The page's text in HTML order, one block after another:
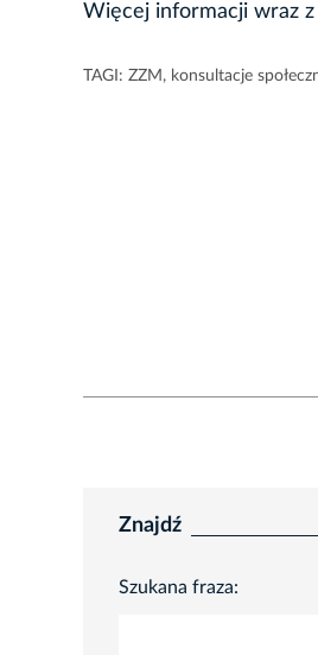
Więcej informacji wraz
TAGI: ZZM , konsultacje
Znajdź
Szukana fraza: